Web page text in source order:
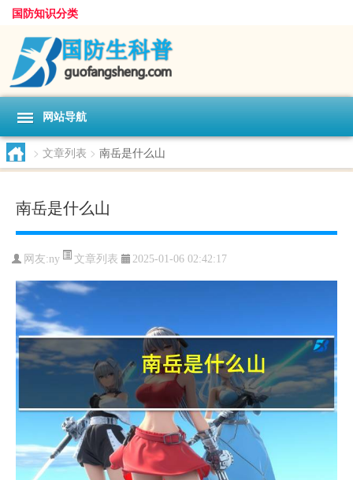
国防知识分类
网站导航
> 文章列表 > 南岳是什么山
南岳是什么山
网友:ny 文章列表 2025-01-06 02:42:17